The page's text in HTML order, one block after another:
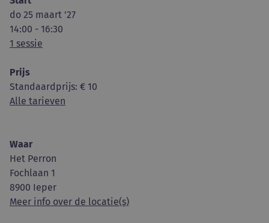
do 25 maart '27
14:00 - 16:30
1 sessie
Prijs
Standaardprijs: € 10
Alle tarieven
Waar
Het Perron
Fochlaan 1
8900 Ieper
Meer info over de locatie(s)